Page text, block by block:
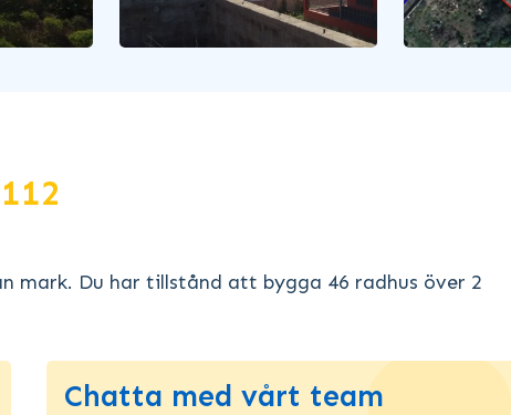
mark. Du har tillstånd att bygga 46 radhus över 2
Chatta med vårt team